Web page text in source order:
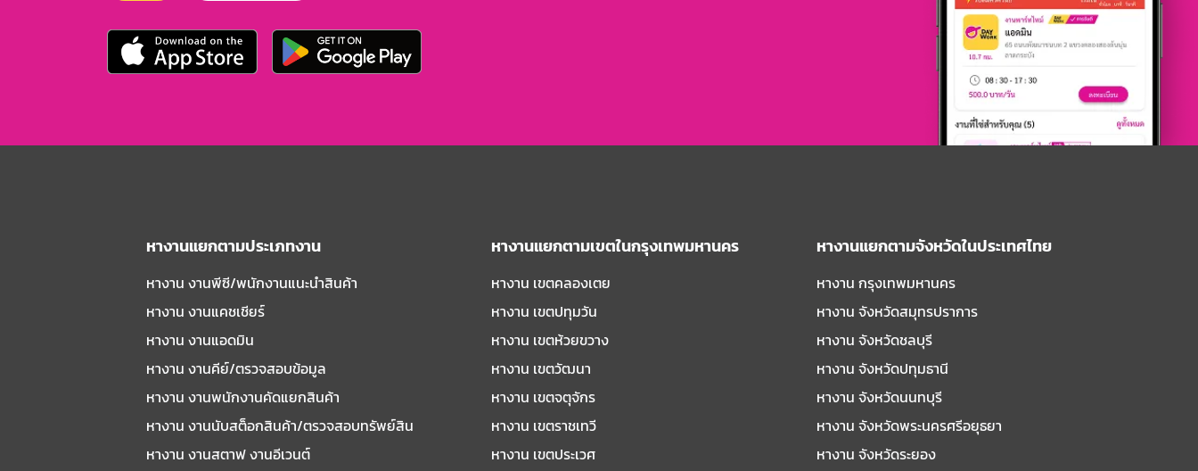
หางานแยกตามประเภทงาน
หางาน งานพีซี/พนักงานแนะนําสินค้า
หางาน งานแคชเชียร์
หางาน งานแอดมิน
หางาน งานคีย์/ตรวจสอบข้อมูล
หางาน งานพนักงานคัดแยกสินค้า
หางาน งานนับสต็อกสินค้า/ตรวจสอบทรัพย์สิน
หางาน งานสตาฟ งานอีเวนต์
หางานแยกตามเขตในกรุงเทพมหานคร
หางาน เขตคลองเตย
หางาน เขตปทุมวัน
หางาน เขตห้วยขวาง
หางาน เขตวัฒนา
หางาน เขตจตุจักร
หางาน เขตราชเทวี
หางาน เขตประเวศ
หางานแยกตามจังหวัดในประเทศไทย
หางาน กรุงเทพมหานคร
หางาน จังหวัดสมุทรปราการ
หางาน จังหวัดชลบุรี
หางาน จังหวัดปทุมธานี
หางาน จังหวัดนนทบุรี
หางาน จังหวัดพระนครศรีอยุธยา
หางาน จังหวัดระยอง